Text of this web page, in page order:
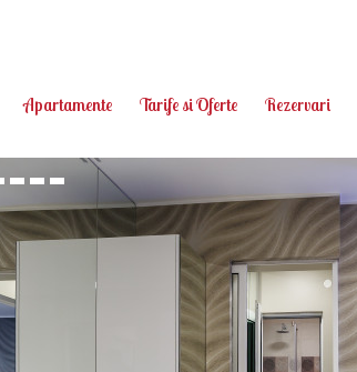
Apartamente Tarife si Oferte Rezervari